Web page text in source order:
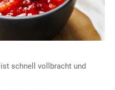
schnell vollbracht und